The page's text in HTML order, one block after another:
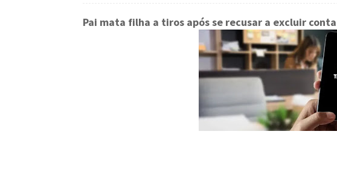
Pai mata filha a tiros após se recusar a excluir